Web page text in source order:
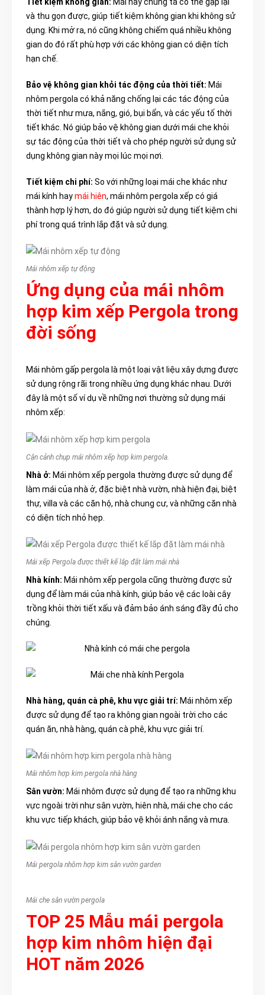
và thu gọn được, giúp tiết kiệm không gian khi không sử
dụng. Khi mở ra, nó cũng không chiếm quá nhiều không
gian do đó rất phù hợp với các không gian có diện tích
hạn chế.
Bảo vệ không gian khỏi tác động của thời tiết: Mái
nhôm pergola có khả năng chống lại các tác động của
thời tiết như mưa, nắng, gió, bụi bẩn, và các yếu tố thời
tiết khác. Nó giúp bảo vệ không gian dưới mái che khỏi
sự tác động của thời tiết và cho phép người sử dụng sử
dụng không gian này mọi lúc mọi nơi.
Tiết kiệm chi phí: So với những loại mái che khác như
mái kính haymái hiên, mái nhôm pergola xếp có giá
thành hợp lý hơn, do đó giúp người sử dụng tiết kiệm chi
phí trong quá trình lắp đặt và sử dụng.
Mái nhôm xếp tự động
Ứng dụng của mái nhôm
hợp kim xếp Pergola trong
đời sống
Mái nhôm gấp pergola là một loại vật liệu xây dựng được
sử dụng rộng rãi trong nhiều ứng dụng khác nhau. Dưới
đây là một số ví dụ về những nơi thường sử dụng mái
nhôm xếp:
Cận cảnh chụp mái nhôm xếp hợp kim pergola.
Nhà ở: Mái nhôm xếp pergola thường được sử dụng để
làm mái của nhà ở, đặc biệt nhà vườn, nhà hiện đại, biệt
thự, villa và các căn hộ, nhà chung cư, và những căn nhà
có diện tích nhỏ hẹp.
Mái xếp Pergola được thiết kế lắp đặt làm mái nhà
Nhà kính: Mái nhôm xếp pergola cũng thường được sử
dụng để làm mái của nhà kính, giúp bảo vệ các loài cây
trồng khỏi thời tiết xấu và đảm bảo ánh sáng đầy đủ cho
chúng.
Nhà hàng, quán cà phê, khu vực giải trí: Mái nhôm xếp
được sử dụng để tạo ra không gian ngoài trời cho các
quán ăn, nhà hàng, quán cà phê, khu vực giải trí.
Mái nhôm hợp kim pergola nhà hàng
Sân vườn: Mái nhôm được sử dụng để tạo ra những khu
vực ngoài trời như sân vườn, hiên nhà, mái che cho các
khu vực tiếp khách, giúp bảo vệ khỏi ánh nắng và mưa.
Mái pergola nhôm hợp kim sân vườn garden
Mái che sân vườn pergola
TOP 25 Mẫu mái pergola
hợp kim nhôm hiện đại
HOT năm 2026